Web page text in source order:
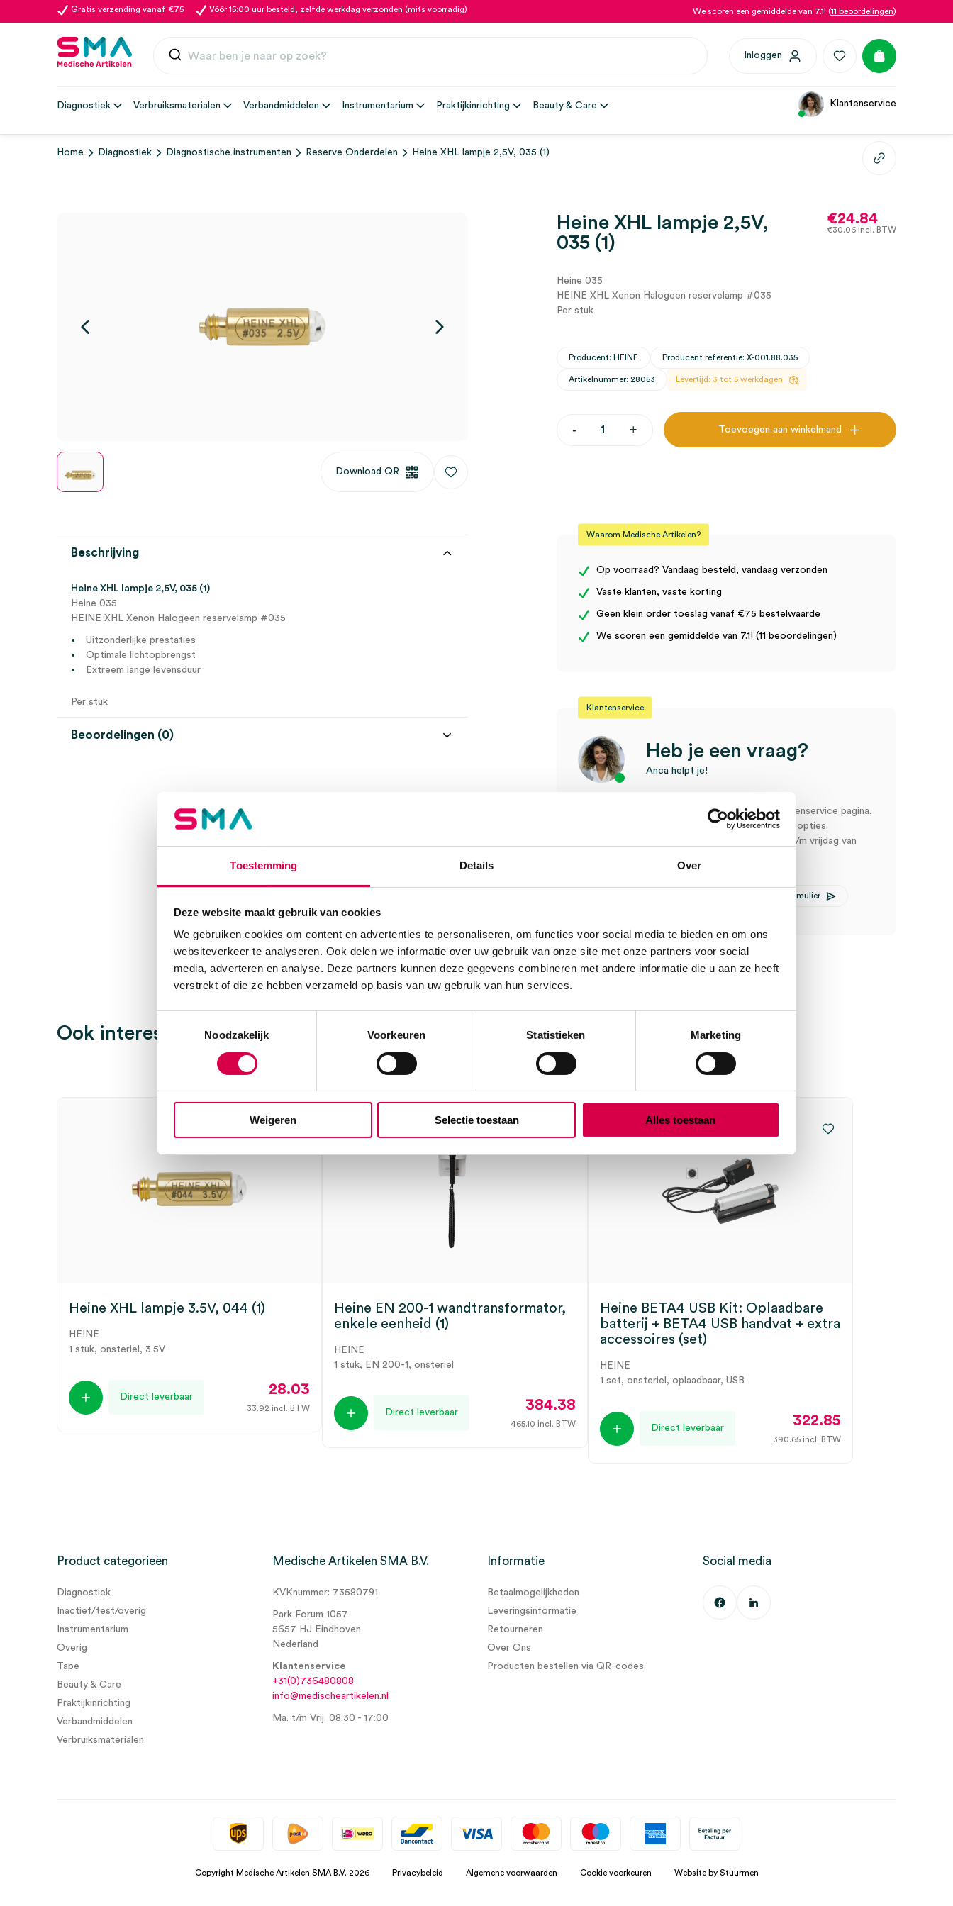
Toestemming Details Over
Deze website maakt gebruik van cookies
We gebruiken cookies om content en advertenties te personaliseren, om functies voor social media te bieden en om ons
websiteverkeer te analyseren. Ook delen we informatie over uw gebruik van onze site met onze partners voor social
media, adverteren en analyse. Deze partners kunnen deze gegevens combineren met andere informatie die u aan ze heeft
verstrekt of die ze hebben verzameld op basis van uw gebruik van hun services.
Noodzakelijk
Voorkeuren Statistieken Marketing
Weigeren Selectie toestaan Alles toestaan
Gratis verzending vanaf €75 Vóór 15:00 uur besteld, zelfde werkdag verzonden (mits voorradig) We scoren een gemiddelde van 7.1! (11 beoordelingen)
Inloggen
Diagnostiek Verbruiksmaterialen Verbandmiddelen Instrumentarium Praktijkinrichting Beauty & Care Klantenservice
Home Diagnostiek Diagnostische instrumenten Reserve Onderdelen Heine XHL lampje 2,5V, 035 (1)
Download QR
Heine XHL lampje 2,5V,
035 (1)
€24.84
€30.06 incl. BTW
Heine 035
HEINE XHL Xenon Halogeen reservelamp #035
Per stuk
Producent: HEINE Producent referentie: X-001.88.035
Artikelnummer: 28053 Levertijd: 3 tot 5 werkdagen
- + Toevoegen aan winkelmand
Beschrijving
Heine XHL lampje 2,5V, 035 (1)
Heine 035
HEINE XHL Xenon Halogeen reservelamp #035
Uitzonderlijke prestaties
Optimale lichtopbrengst
Extreem lange levensduur
Per stuk
Beoordelingen (0)
Er zijn nog geen beoordelingen.
Wees de eerste om “Heine XHL lampje 2,5V, 035 (1)” te beoordelen
Waarom Medische Artikelen?
Op voorraad? Vandaag besteld, vandaag verzonden
Vaste klanten, vaste korting
Geen klein order toeslag vanaf €75 bestelwaarde
We scoren een gemiddelde van 7.1! (11 beoordelingen)
Klantenservice
Heb je een vraag?
Anca helpt je!
Vind je antwoord snel en makkelijk op onze klantenservice pagina.
Of contacteer ons via een van de onderstaande opties.
Onze klantenservice is bereikbaar van maandag t/m vrijdag van
Contactformulier
Ook interessant
Heine XHL lampje 3.5V, 044 (1)
HEINE
1 stuk, onsteriel, 3.5V
Direct leverbaar 28.03
33.92 incl. BTW
Heine EN 200-1 wandtransformator,
enkele eenheid (1)
HEINE
1 stuk, EN 200-1, onsteriel
Direct leverbaar 384.38
465.10 incl. BTW
Heine BETA4 USB Kit: Oplaadbare
batterij + BETA4 USB handvat + extra
accessoires (set)
HEINE
1 set, onsteriel, oplaadbaar, USB
Direct leverbaar 322.85
390.65incl. BTW
Product categorieën
Diagnostiek
Inactief/test/overig
Instrumentarium
Overig
Tape
Beauty & Care
Praktijkinrichting
Verbandmiddelen
Verbruiksmaterialen
Medische Artikelen SMA B.V.
KVKnummer: 73580791
Park Forum 1057
5657 HJ Eindhoven
Nederland
Klantenservice
+31(0)736480808
info@medischeartikelen.nl
Ma. t/m Vrij. 08:30 - 17:00
Informatie
Betaalmogelijkheden
Leveringsinformatie
Retourneren
Over Ons
Producten bestellen via QR-codes
Social media
Copyright Medische Artikelen SMA B.V. 2026 Privacybeleid Algemene voorwaarden Cookie voorkeuren Website by Stuurmen